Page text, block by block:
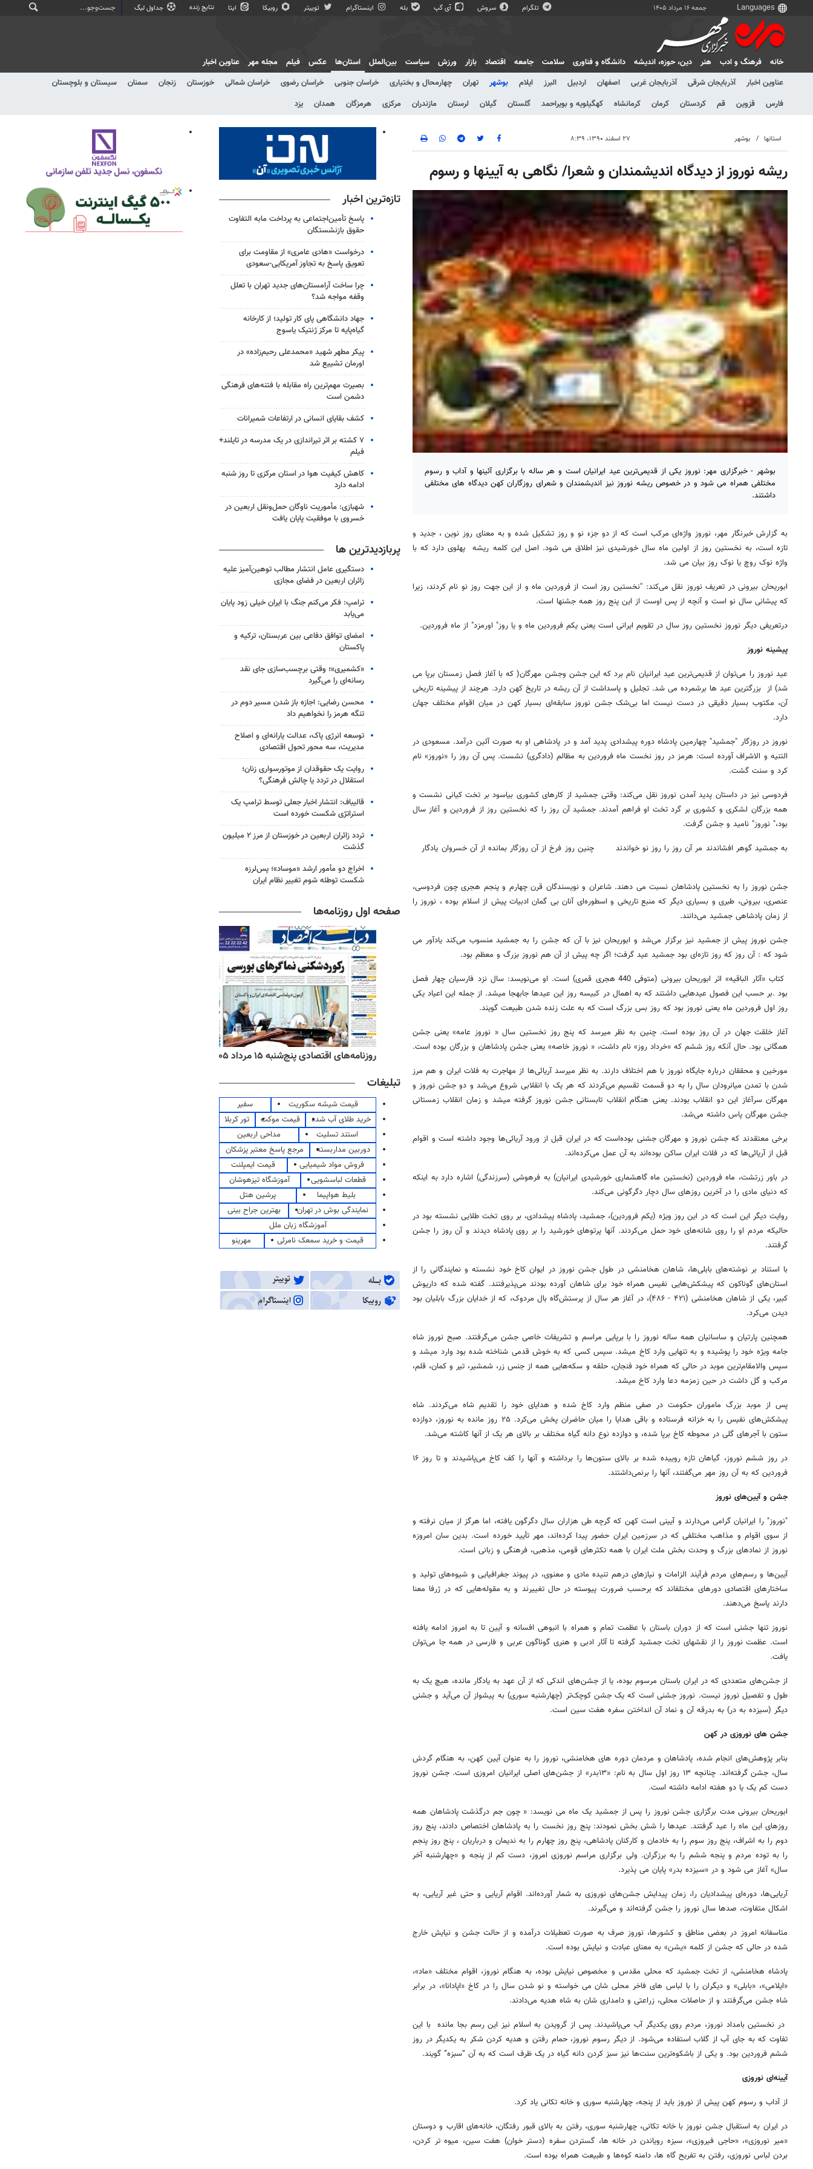
جمعه ۱۶ مرداد ۱۴۰۵ تلگرام سروش آی گپ بله اینستاگرام توییتر روبیکا ایتا نتایج زنده جداول لیگ
خانه فرهنگ و ادب هنر دين، حوزه، انديشه دانشگاه و فناوری سلامت جامعه اقتصاد بازار ورزش سیاست بین‌الملل
استان‌ها
عناوین اخبار
آذربایجان شرقی آذربایجان غربی اصفهان اردبیل البرز ایلام بوشهر تهران چهارمحال و بختیاری خراسان جنوبی خراسان رضوی خراسان شمالی خوزستان زنجان سمنان
سیستان و بلوچستان
فارس
قزوین قم کردستان کرمان کرمانشاه کهگیلویه و بویراحمد گلستان گیلان لرستان مازندران مرکزی هرمزگان همدان یزد
عکس فیلم مجله مهر عناوین اخبار
استانها بوشهر ۲۷ اسفند ۱۳۹۰، ۸:۳۹
ریشه نوروز از دیدگاه اندیشمندان و شعرا/ نگاهی به آیینها و رسوم
بوشهر - خبرگزاری مهر: نوروز یکی از قدیمی‌ترین عید ایرانیان است و هر ساله با برگزاری آئینها و آداب و رسوم
مختلفی همراه می شود و در خصوص ریشه نوروز نیز اندیشمندان و شعرای روزگاران کهن دیدگاه های مختلفی
داشتند.
به گزارش خبرنگار مهر، نوروز واژه‌ای مرکب است که از دو جزء نو و روز تشکیل شده و به معنای روز نوین ، جدید و
تازه است، به نخستین روز از اولین ماه سال خورشیدی نیز اطلاق می شود. اصل این کلمه ریشه پهلوی دارد که با
واژه نوک روچ یا نوک روز بیان می شد.
ابوریحان بیرونی در تعریف نوروز نقل می‌کند: "نخستین روز است از فروردین ماه و از این جهت روز نو نام کردند، زیرا
که پیشانی سال نو است و آنچه از پس اوست از این پنج روز همه جشنها است.
درتعریفی دیگر نوروز نخستین روز سال در تقویم ایرانی است یعنی یکم فروردین ماه و یا روز" اورمزد" از ماه فروردین.
پیشینه نوروز
عید نوروز را می‌توان از قدیمی‌ترین عید ایرانیان نام برد که این جشن وجشن مهرگان( که با آغاز فصل زمستان برپا می
شد) از بزرگترین عید ها برشمرده می شد. تجلیل و پاسداشت از آن ریشه در تاریخ کهن دارد. هرچند از پیشینه تاریخی
آن، مکتوب بسیار دقیقی در دست نیست اما بی‌شک جشن نوروز سابقه‌ای بسیار کهن در میان اقوام مختلف جهان
دارد.
نوروز در روزگار "جمشید" چهارمین پادشاه دوره پیشدادی پدید آمد و در پادشاهی او به صورت آئین درآمد. مسعودی در
التنیه و الاشراف آورده است: هرمز در روز نخست ماه فروردین به مظالم (دادگری) نشست. پس آن روز را «نوروز» نام
کرد و سنت گشت.
فردوسی نیز در داستان پدید آمدن نوروز نقل می‌کند: وقتی جمشید از کارهای کشوری بیاسود بر تخت کیانی نشست و
همه بزرگان لشکری و کشوری بر گرد تخت او فراهم آمدند. جمشید آن روز را که نخستین روز از فروردین و آغاز سال
بود،" نوروز" نامید و جشن گرفت.
به جمشید گوهر افشاندند مر آن روز را روز نو خواندند چنین روز فرخ از آن روزگار بمانده از آن خسروان یادگار
جشن نوروز را به نخستین پادشاهان نسبت می دهند. شاعران و نویسندگان قرن چهارم و پنجم هجری چون فردوسی،
عنصری، بیرونی، طبری و بسیاری دیگر که منبع تاریخی و اسطوره‌ای آنان بی گمان ادبیات پیش از اسلام بوده ، نوروز را
از زمان پادشاهی جمشید می‌دانند.
جشن نوروز پیش از جمشید نیز برگزار می‌شد و ابوریحان نیز با آن که جشن را به جمشید منسوب می‌کند یادآور می
شود که : آن روز که روز تازه‌ای بود جمشید عید گرفت؛ اگر چه پیش از آن هم نوروز بزرگ و معظم بود.
کتاب «آثار الباقیه» اثر ابوریحان بیرونی (متوفی 440 هجری قمری) است. او می‌نویسد: سال نزد فارسیان چهار فصل
بود .بر حسب این فصول عیدهایی داشتند که به اهمال در کبیسه روز این عیدها جابهجا میشد. از جمله این اعیاد یکی
روز اول فروردین ماه یعنی نوروز بود که روز بس بزرگ است که به علت زنده شدن طبیعت گویند.
آغاز خلقت جهان در آن روز بوده است. چنین به نظر میرسد که پنج روز نخستین سال « نوروز عامه» یعنی جشن
همگانی بود. حال آنکه روز ششم که «خرداد روز» نام داشت، « نوروز خاصه» یعنی جشن پادشاهان و بزرگان بوده است.
مورخین و محققان درباره جایگاه نوروز با هم اختلاف دارند. به نظر میرسد آریائی‌ها از مهاجرت به فلات ایران و هم مرز
شدن با تمدن میانرودان سال را به دو قسمت تقسیم می‌کردند که هر یک با انقلابی شروع می‌شد و دو جشن نوروز و
مهرگان سرآغاز این دو انقلاب بودند. یعنی هنگام انقلاب تابستانی جشن نوروز گرفته میشد و زمان انقلاب زمستانی
جشن مهرگان پاس داشته می‌شد.
برخی معتقدند که جشن نوروز و مهرگان جشنی بوده‌است که در ایران قبل از ورود آریائی‌ها وجود داشته است و اقوام
قبل از آریائی‌ها که در فلات ایران ساکن بوده‌اند به آن عمل می‌کرده‌اند.
در باور زرتشت، ماه فروردین (نخستین ماه گاهشماری خورشیدی ایرانیان) به فرهوشی (سرزندگی) اشاره دارد به اینکه
که دنیای مادی را در آخرین روزهای سال دچار دگرگونی می‌کند.
روایت دیگر این است که در این روز ویژه (یکم فروردین)، جمشید، پادشاه پیشدادی، بر روی تخت طلایی نشسته بود در
حالیکه مردم او را روی شانه‏‌های خود حمل می‏‌کردند. آنها پرتوهای خورشید را بر روی پادشاه دیدند و آن روز را جشن
گرفتند.
با استناد بر نوشته‌های بابلی‌ها، شاهان هخامنشی در طول جشن نوروز در ایوان کاخ خود نشسته و نمایندگانی را از
استان‌های گوناکون که پیشکش‌هایی نفیس همراه خود برای شاهان آورده بودند می‌پذیرفتند. گفته شده که داریوش
کبیر، یکی از شاهان هخامنشی (۴۲۱ - ۴۸۶)، در آغاز هر سال از پرستش‌گاه بال مردوک، که از خدایان بزرگ بابلیان بود
دیدن می‌کرد.
همچنین پارتیان و ساسانیان همه ساله نوروز را با برپایی مراسم و تشریفات خاصی جشن می‌گرفتند. صبح نوروز شاه
جامه ویژه خود را پوشیده و به تنهایی وارد کاخ میشد. سپس کسی که به خوش قدمی شناخته شده بود وارد میشد و
سپس والامقام‌ترین موبد در حالی که همراه خود فنجان، حلقه و سکه‌هایی همه از جنس زر، شمشیر، تیر و کمان، قلم،
مرکب و گل داشت در حین زمزمه دعا وارد کاخ میشد.
پس از موبد بزرگ ماموران حکومت در صفی منظم وارد کاخ شده و هدایای خود را تقدیم شاه می‌کردند. شاه
پیشکش‌های نفیس را به خزانه فرستاده و باقی هدایا را میان حاضران پخش می‌کرد. ۲۵ روز مانده به نوروز، دوازده
ستون با آجرهای گلی در محوطه کاخ برپا شده، و دوازده نوع دانه گیاه مختلف بر بالای هر یک از آنها کاشته می‌شد.
در روز ششم نوروز، گیاهان تازه روییده شده بر بالای ستون‌ها را برداشته و آنها را کف کاخ می‌پاشیدند و تا روز ۱۶
فروردین که به آن روز مهر می‌گفتند، آنها را برنمی‌داشتند.
جشن و آیین‌های نوروز
"نوروز" را ایرانیان گرامی می‌دارند و آیینی است کهن که گرچه طی هزاران سال دگرگون یافته، اما هرگز از میان نرفته و
از سوی اقوام و مذاهب مختلفی که در سرزمین ایران حضور پیدا کرده‌اند، مهر تأیید خورده است. بدین سان امروزه
نوروز از نمادهای بزرگ و وحدت بخش ملت ایران با همه تکثرهای قومی، مذهبی، فرهنگی و زبانی است.
آیین‌ها و رسم‌های مردم فرآیند الزامات و نیازهای درهم تنیده مادی و معنوی، در پیوند جغرافیایی و شیوه‌های تولید و
ساختارهای اقتصادی دورهای مختلفا‌ند که برحسب ضرورت پیوسته در حال تغییرند و به مقوله‌هایی که در ژرفا معنا
دارند پاسخ می‌دهند.
نوروز تنها جشنی است که از دوران باستان با عظمت تمام و همراه با انبوهی افسانه و آیین تا به امروز ادامه یافته
است. عظمت نوروز را از نقشهای تخت جمشید گرفته تا آثار ادبی و هنری گوناگون عربی و فارسی در همه جا می‌توان
یافت.
از جشن‌های متعددی که در ایران باستان مرسوم بوده، یا از جشن‌های اندکی که از آن عهد به یادگار مانده، هیچ یک به
طول و تفصیل نوروز نیست. نوروز جشنی است که یک جشن کوچک‌تر (چهارشنبه سوری) به پیشواز آن می‌آید و جشنی
دیگر (سیزده به در) به بدرقه آن و نماد آن انداختن سفره هفت سین است.
جشن های نوروزی در کهن
بنابر پژوهش‌های انجام شده، پادشاهان و مردمان دوره های هخامنشی، نوروز را به عنوان آیین کهن، به هنگام گردش
سال، جشن گرفته‌اند. چنانچه ۱۳ روز اول سال به نام: «۱۳بدر» از جشن‌های اصلی ایرانیان امروزی است. جشن نوروز
دست کم یک یا دو هفته ادامه داشته است.
ابوریحان بیرونی مدت برگزاری جشن نوروز را پس از جمشید یک ماه می نویسد: « چون جم درگذشت پادشاهان همه
روزهای این ماه را عید گرفتند. عیدها را شش بخش نمودند: پنج روز نخست را به پادشاهان اختصاص دادند، پنج روز
دوم را به اشراف، پنج روز سوم را به خادمان و کارکنان پادشاهی، پنج روز چهارم را به ندیمان و درباریان ، پنج روز پنجم
را به توده مردم و پنجه ششم را به برزگران. ولی برگزاری مراسم نوروزی امروز، دست کم از پنجه و «چهارشنبه آخر
سال» آغاز می شود و در «سیزده بدر» پایان می پذیرد.
آریایی‌ها، دوره‌ای پیشدادیان را، زمان پیدایش جشن‌های نوروزی به شمار آورده‌اند. اقوام آریایی و حتی غیر آریایی، به
اشکال متفاوت، صدها سال نوروز را جشن گرفته‌اند و می‌گیرند.
متاسفانه امروز در بعضی مناطق و کشورها، نوروز صرف به صورت تعطیلات درآمده و از حالت جشن و نیایش خارج
شده در حالی که جشن از کلمه «یشن» به معنای عبادت و نیایش بوده است.
پادشاه هخامنشی، از تخت جمشید که محلی مقدس و مخصوص نیایش بوده، به هنگام نوروز، اقوام مختلف «ماد»،
«ایلامی»، «بابلی» و دیگران را با لباس های فاخر محلی شان می خواسته و نو شدن سال را در کاخ «اپادانا»، در برابر
شاه جشن می‌گرفتند و از حاصلات محلی، زراعتی و دامداری شان به شاه هدیه می‌دادند.
در نخستین بامداد نوروز، مردم روی یکدیگر آب می‌پاشیدند. پس از گرویدن به اسلام نیز این رسم بجا مانده با این
تفاوت که به جای آب از گلاب استفاده می‌شود. از دیگر رسوم نوروز، حمام رفتن و هدیه کردن شکر به یکدیگر در روز
ششم فروردین بود. و یکی از باشکوه‌ترین سنت‌ها نیز سبز کردن دانه گیاه در یک ظرف است که به آن “سبزه” گویند.
آیینه‌ای نوروزی
از آداب و رسوم کهن پیش از نوروز باید از پنجه، چهارشنبه سوری و خانه تکانی یاد کرد.
در ایران به استقبال جشن نوروز با خانه تکانی، چهارشنبه سوری، رفتن به بالای قبور رفتگان، خانه‌های اقارب و دوستان
«میر نوروزی»، «حاجی فیروزی»، سبزه رویاندن در خانه ها، گستردن سفره (دستر خوان) هفت سین، میوه تر کردن،
بردن لباس نوروزی، رفتن به تفریح گاه ها، دامنه کوه‌ها و طبیعت همراه بوده است.
تازه‌ترین اخبار
پاسخ تأمین‌اجتماعی به پرداخت مابه التفاوت
حقوق بازنشستگان
درخواست «هادی عامری» از مقاومت برای
تعویق پاسخ به تجاوز آمریکایی-سعودی
چرا ساخت آرامستان‌های جدید تهران با تعلل
وقفه مواجه شد؟
جهاد دانشگاهی پای کار تولید؛ از کارخانه
گیاه‌پایه تا مرکز ژنتیک یاسوج
پیکر مطهر شهید «محمدعلی رحیم‌زاده» در
اورمان تشییع شد
بصیرت مهم‌ترین راه مقابله با فتنه‌های فرهنگی
دشمن است
کشف بقایای انسانی در ارتفاعات شمیرانات
۷ کشته بر اثر تیراندازی در یک مدرسه در تایلند+
فیلم
کاهش کیفیت هوا در استان مرکزی تا روز شنبه
ادامه دارد
شهبازی: مأموریت ناوگان حمل‌ونقل اربعین در
خسروی با موفقیت پایان یافت
پربازدیدترین ها
دستگیری عامل انتشار مطالب توهین‌آمیز علیه
زائران اربعین در فضای مجازی
ترامپ: فکر می‌کنم جنگ با ایران خیلی زود پایان
می‌یابد
امضای توافق دفاعی بین عربستان، ترکیه و
پاکستان
«کشمیری»؛ وقتی برچسب‌سازی جای نقد
رسانه‌ای را می‌گیرد
محسن رضایی: اجازه باز شدن مسیر دوم در
تنگه هرمز را نخواهیم داد
توسعه انرژی پاک، عدالت یارانه‌ای و اصلاح
مدیریت، سه محور تحول اقتصادی
روایت یک حقوقدان از موتورسواری زنان؛
استقلال در تردد یا چالش فرهنگی؟
قالیباف: انتشار اخبار جعلی توسط ترامپ یک
استراتژی شکست خورده است
تردد زائران اربعین در خوزستان از مرز ۲ میلیون
گذشت
اخراج دو مأمور ارشد «موساد»؛ پس‌لرزه
شکست توطئه شوم تغییر نظام ایران
صفحه اول روزنامه‌ها
روزنامه‌های صبح پنج‌شنبه ۱۵ مرداد ۱۴۰۵ روزنامه‌های ورزشی پنج‌شنبه ۱۵ مرداد ۱۴۰۵ روزنامه‌های اقتصادی پنج‌شنبه ۱۵ مرداد ۱۴۰۵
تبلیغات
قیمت شیشه سکوریت
سفیر
خرید طلای آب شده
قیمت موکت
تور کربلا
استند تسلیت
مداحی اربعین
دوربین مداربسته
مرجع پاسخ معتبر پزشکان
فروش مواد شیمیایی
قیمت ایمپلنت
قطعات لباسشویی
آموزشگاه تیزهوشان
بلیط هواپیما
پرشین هتل
نمایندگی بوش در تهران
بهترین جراح بینی
آموزشگاه زبان ملل
قیمت و خرید سمعک نامرئی
مهرینو